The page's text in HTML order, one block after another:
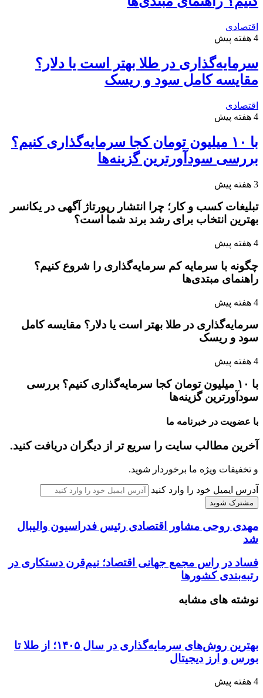
اقتصادی
4 هفته پیش
سرمایه‌گذاری در طلا بهتر است یا دلار؟
مقایسه کامل سود و ریسک
اقتصادی
4 هفته پیش
با ۱۰ میلیون تومان کجا سرمایه‌گذاری کنیم؟
بررسی سودآورترین گزینه‌ها
3 هفته پیش
تبلیغات کسب و کار؛ چرا انتشار رپورتاژ آگهی در یکانسر
بهترین انتخاب برای رشد برند شما است؟
4 هفته پیش
چگونه با سرمایه کم سرمایه‌گذاری را شروع کنیم؟
راهنمای مبتدی‌ها
4 هفته پیش
سرمایه‌گذاری در طلا بهتر است یا دلار؟ مقایسه کامل
سود و ریسک
4 هفته پیش
با ۱۰ میلیون تومان کجا سرمایه‌گذاری کنیم؟ بررسی
سودآورترین گزینه‌ها
با عضویت در خبرنامه ما
آخرین مطالب سایت را سریع تر از دیگران دریافت کنید.
و تخفیفات ویژه ما برخوردار شوید.
آدرس ایمیل خود را وارد کنید
مهدی روحی مشاور اقتصادی رئیس فدراسیون والیبال
شد
فساد در راس مجمع جهانی اقتصاد؛ نیم‌قرن دستکاری در
رتبه‌بندی کشور‌ها
نوشته های مشابه
بهترین روش‌های سرمایه‌گذاری در سال ۱۴۰۵؛ از طلا تا
بورس و ارز دیجیتال
4 هفته پیش